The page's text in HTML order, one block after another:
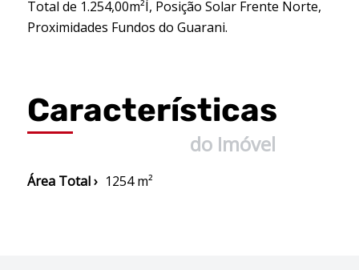
Total de 1.254,00m²Í, Posição Solar Frente Norte,
Proximidades Fundos do Guarani.
Características
do Imóvel
Área Total › 1254 m²